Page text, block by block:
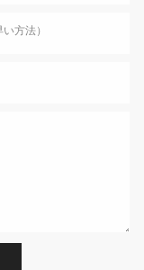
方法）